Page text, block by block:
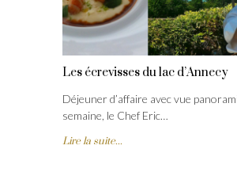
Les écrevisses du lac d’Annecy
Déjeuner d’affaire avec vue
semaine, le Chef Eric…
Lire la suite...